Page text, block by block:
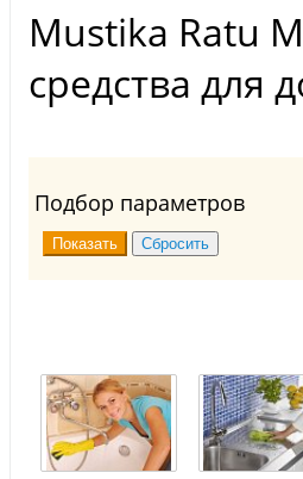
Mustika Ratu
средства для
Подбор параметров